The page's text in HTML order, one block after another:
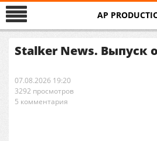
AP
Stalker News. Выпуск
07.08.2026 19:20
3292 просмотров
5 комментария